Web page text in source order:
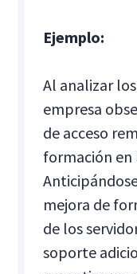
Ejemplo:
Al analizar
empresa
de acceso
formación en
mejora de
de los
soporte